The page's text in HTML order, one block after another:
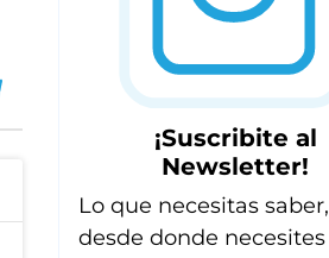
¡Suscribite al
Newsletter!
Lo que necesitas saber,
desde donde necesites